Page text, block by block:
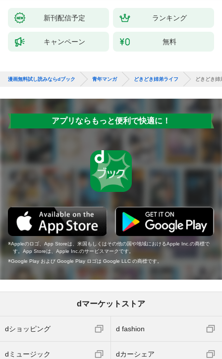
新刊配信予定 ランキング
キャンペーン 無料
漫画無料試し読みならdブック 青年マンガ どきどき姉弟ライフ どきどき
アプリならもっと便利で快適に！
Appleのロゴ、App Storeは、米国もしくはその他の国や地域におけるApple Inc.の商標で
す。App Storeは、Apple Inc.のサービスマークです。
Google Play および Google Play ロゴは Google LLC の商標です。
dマーケットストア
dショッピング d fashion
dミュージック dカーシェア